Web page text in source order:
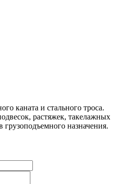
каната и стального троса.
растяжек, такелажных
грузоподъемного назначения.